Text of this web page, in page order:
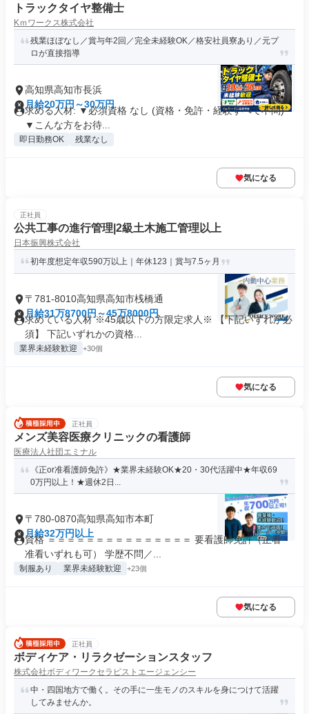
トラックタイヤ整備士
Κｍワークス株式会社
残業ほぼなし／賞与年2回／完全未経験OK／格安社員寮あり／元プ
ロが直接指導
高知県高知市長浜
月給20万円～30万円
求める人材: ▼必須資格 なし (資格・免許・経験すべて不問)
▼こんな方をお待...
即日勤務OK 残業なし
気になる
正社員
公共工事の進行管理|2級土木施工管理以上
日本振興株式会社
初年度想定年収590万以上｜年休123｜賞与7.5ヶ月
〒781-8010高知県高知市桟橋通
月給31万8700円～45万8000円
求めている人材 ※45歳以下の方限定求人※ 【下記いずれか必
須】 下記いずれかの資格...
業界未経験歓迎 +30個
気になる
正社員
メンズ美容医療クリニックの看護師
医療法人社団エミナル
《正or准看護師免許》★業界未経験OK★20・30代活躍中★年収69
0万円以上！★週休2日...
〒780-0870高知県高知市本町
月給32万円以上
資格 ＝＝＝＝＝＝＝＝＝＝＝＝＝＝＝ 要看護師免許（正看・
准看いずれも可） 学歴不問／...
制服あり 業界未経験歓迎 +23個
気になる
正社員
ボディケア・リラクゼーションスタッフ
株式会社ボディワークセラピストエージェンシー
中・四国地方で働く。その手に一生モノのスキルを身につけて活躍
してみませんか。